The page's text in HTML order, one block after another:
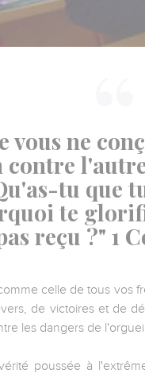
vous ne
contre
tu que
te
reçu ?" 1
celle de tous vos
de victoires et de
les dangers de
poussée à